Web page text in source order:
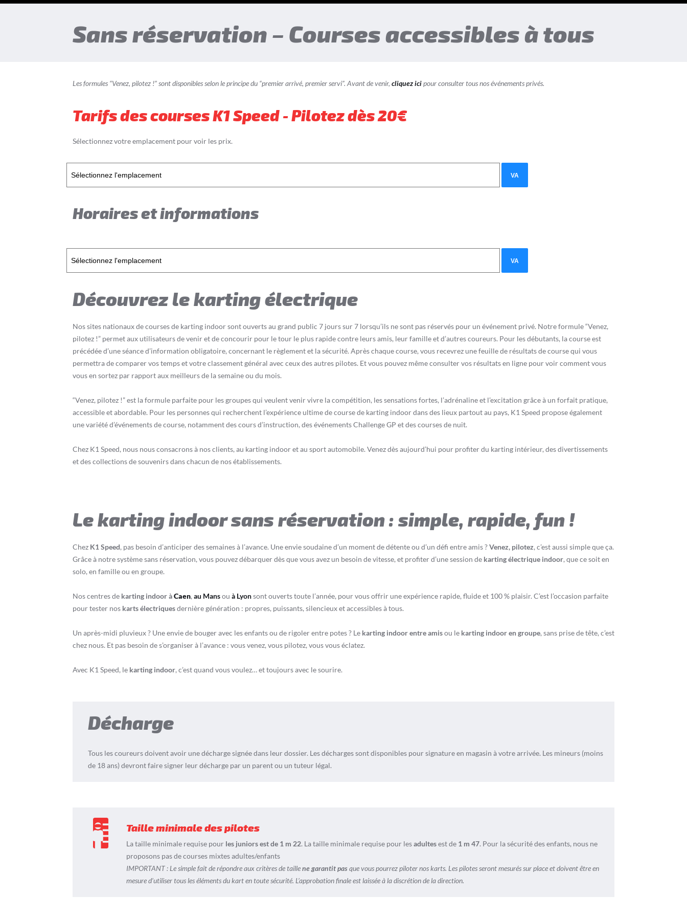
Sans réservation – Courses accessibles à tous
Les formules “Venez, pilotez !” sont disponibles selon le principe du “premier arrivé, premier servi”. Avant de venir, cliquez icipour consulter tous nos événements privés.
Tarifs des courses K1 Speed - Pilotez dès 20€
Sélectionnez votre emplacement pour voir les prix.
Horaires et informations
Découvrez le karting électrique
Nos sites nationaux de courses de karting indoor sont ouverts au grand public 7 jours sur 7 lorsqu’ils ne sont pas réservés pour un événement privé. Notre formule “Venez,
pilotez !” permet aux utilisateurs de venir et de concourir pour le tour le plus rapide contre leurs amis, leur famille et d’autres coureurs. Pour les débutants, la course est
précédée d’une séance d’information obligatoire, concernant le règlement et la sécurité. Après chaque course, vous recevrez une feuille de résultats de course qui vous
permettra de comparer vos temps et votre classement général avec ceux des autres pilotes. Et vous pouvez même consulter vos résultats en ligne pour voir comment vous
vous en sortez par rapport aux meilleurs de la semaine ou du mois.
“Venez, pilotez !” est la formule parfaite pour les groupes qui veulent venir vivre la compétition, les sensations fortes, l’adrénaline et l’excitation grâce à un forfait pratique,
accessible et abordable. Pour les personnes qui recherchent l’expérience ultime de course de karting indoor dans des lieux partout au pays, K1 Speed propose également
une variété d’événements de course, notamment des cours d’instruction, des événements Challenge GP et des courses de nuit.
Chez K1 Speed, nous nous consacrons à nos clients, au karting indoor et au sport automobile. Venez dès aujourd’hui pour profiter du karting intérieur, des divertissements
et des collections de souvenirs dans chacun de nos établissements.
Le karting indoor sans réservation : simple, rapide, fun !
Chez K1 Speed, pas besoin d’anticiper des semaines à l’avance. Une envie soudaine d’un moment de détente ou d’un défi entre amis ?Venez, pilotez, c’est aussi simple que ça.
Grâce à notre système sans réservation, vous pouvez débarquer dès que vous avez un besoin de vitesse, et profiter d’une session de karting électrique indoor, que ce soit en
solo, en famille ou en groupe.
Nos centres de karting indoor àCaen, au Mansou à Lyonsont ouverts toute l’année, pour vous offrir une expérience rapide, fluide et 100 % plaisir. C’est l’occasion parfaite
pour tester nos karts électriquesdernière génération : propres, puissants, silencieux et accessibles à tous.
Un après-midi pluvieux ? Une envie de bouger avec les enfants ou de rigoler entre potes ? Le karting indoor entre amisou le karting indoor en groupe, sans prise de tête, c’est
chez nous. Et pas besoin de s’organiser à l’avance : vous venez, vous pilotez, vous vous éclatez.
Avec K1 Speed, le karting indoor, c’est quand vous voulez… et toujours avec le sourire.
Décharge
Tous les coureurs doivent avoir une décharge signée dans leur dossier. Les décharges sont disponibles pour signature en magasin à votre arrivée. Les mineurs (moins
de 18 ans) devront faire signer leur décharge par un parent ou un tuteur légal.
Taille minimale des pilotes
La taille minimale requise pour les juniors est de 1 m 22. La taille minimale requise pour lesadultesest de 1 m 47. Pour la sécurité des enfants, nous ne
proposons pas de courses mixtes adultes/enfants
IMPORTANT : Le simple fait de répondre aux critères de taillene garantitpas que vous pourrez piloter nos karts. Les pilotes seront mesurés sur place et doivent être en
mesure d’utiliser tous les éléments du kart en toute sécurité. L’approbation finale est laissée à la discrétion de la direction.